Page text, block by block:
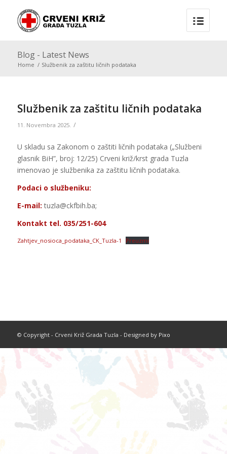
Blog - Latest News
Home / Službenik za zaštitu ličnih podataka
Službenik za zaštitu ličnih podataka
11. Novembra 2025. /
U skladu sa Zakonom o zaštiti ličnih podataka („Službeni
glasnik BiH”, broj: 12/25) Crveni križ/krst grada Tuzla
imenovao je službenika za zaštitu ličnih podataka.
Podaci o službeniku:
E-mail:tuzla@ckfbih.ba;
Kontakt tel. 035/251-604
Zahtjev_nosioca_podataka_CK_Tuzla-1 Preuzmi
© Copyright - Crveni Križ Grada Tuzla - Designed by Pixo